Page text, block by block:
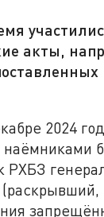
акты,
2024
РХБЗ